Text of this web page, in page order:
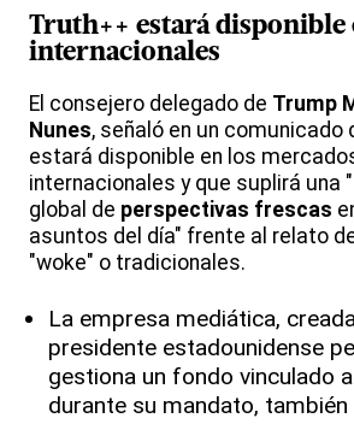
Truth++ estará disponible
internacionales
El consejero delegado de Trump
Nunes, señaló en un comunicado
estará disponible en los
internacionales y que suplirá una
global de perspectivas frescas
asuntos del día" frente al relato
"woke" o tradicionales.
La empresa mediática,
presidente estadounidense
gestiona un fondo vinculado
durante su mandato,